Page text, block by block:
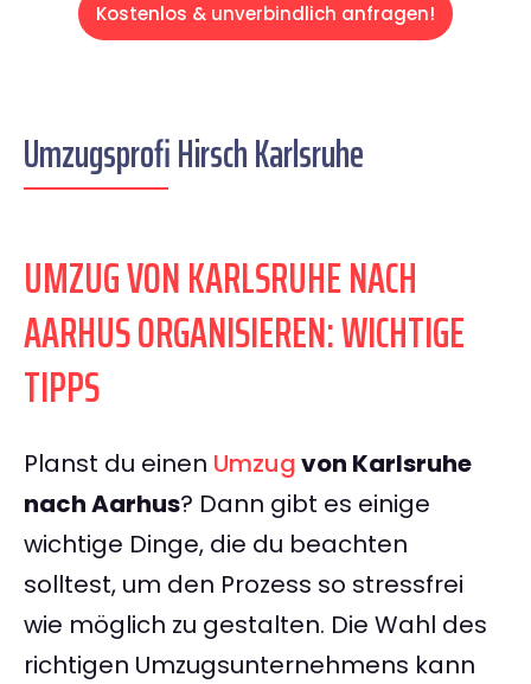
Kostenlos & unverbindlich anfragen!
Umzugsprofi Hirsch Karlsruhe
UMZUG VON KARLSRUHE NACH
AARHUS ORGANISIEREN: WICHTIGE
TIPPS
Planst du einen Umzugvon Karlsruhe
nach Aarhus? Dann gibt es einige
wichtige Dinge, die du beachten
solltest, um den Prozess so stressfrei
wie möglich zu gestalten. Die Wahl des
richtigen Umzugsunternehmens kann